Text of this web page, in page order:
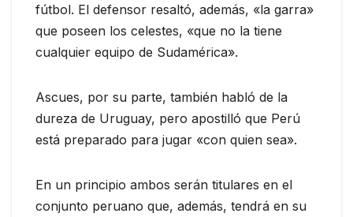
fútbol. El defensor resaltó, además, «la garra»
que poseen los celestes, «que no la tiene
cualquier equipo de Sudamérica».
Ascues, por su parte, también habló de la
dureza de Uruguay, pero apostilló que Perú
está preparado para jugar «con quien sea».
En un principio ambos serán titulares en el
conjunto peruano que, además, tendrá en su